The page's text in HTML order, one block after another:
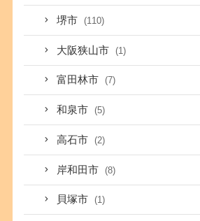
堺市 (110)
大阪狭山市 (1)
富田林市 (7)
和泉市 (5)
高石市 (2)
岸和田市 (8)
貝塚市 (1)